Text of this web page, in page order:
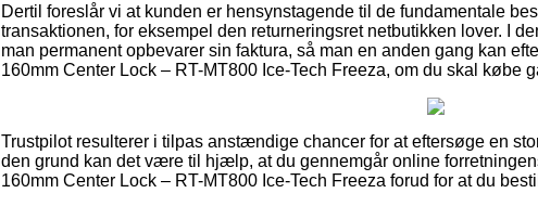
Dertil foreslår vi at kunden er hensynstagende til de fundamentale
transaktionen, for eksempel den returneringsret netbutikken lover. I
man permanent opbevarer sin faktura, så man en anden gang kan
160mm Center Lock – RT-MT800 Ice-Tech Freeza, om du skal købe
Trustpilot resulterer i tilpas anstændige chancer for at eftersøge en
den grund kan det være til hjælp, at du gennemgår online
160mm Center Lock – RT-MT800 Ice-Tech Freeza forud for at du